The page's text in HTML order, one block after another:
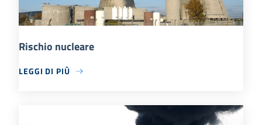
Rischio nucleare
LEGGI DI PIÙ